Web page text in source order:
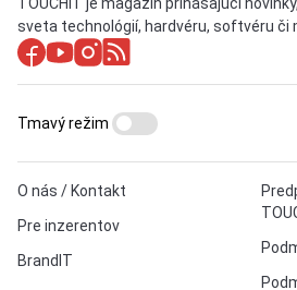
TOUCHIT je magazín prinášajúci
sveta technológií, hardvéru, softvéru či
O nás / Kontakt
Pre inzerentov
BrandIT
Tmavý režim